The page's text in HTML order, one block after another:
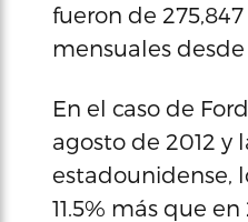
fueron de
mensuales
En el caso de
agosto de 2012 y
estadounidense,
11.5% más que en